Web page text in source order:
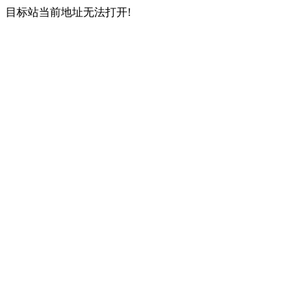
目标站当前地址无法打开!